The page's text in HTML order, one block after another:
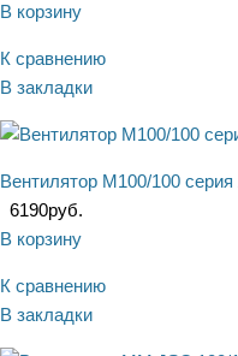
В корзину
К сравнению
В закладки
Вентилятор М100/100
6190руб.
В корзину
К сравнению
В закладки